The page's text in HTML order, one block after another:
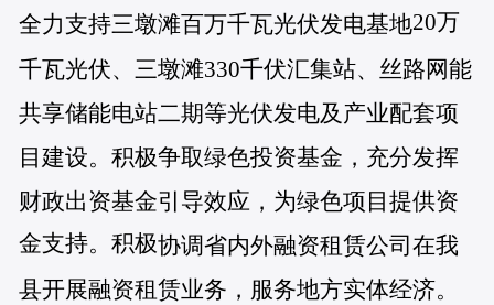
全力支持三墩滩百万千瓦光伏发电基地20万
千瓦光伏、三墩滩330千伏汇集站、丝路网能
共享储能电站二期等光伏发电及产业配套项
目建设。积极争取绿色投资基金，充分发挥
财政出资基金引导效应，为绿色项目提供资
金支持。积极协调省内外融资租赁公司在我
县开展融资租赁业务，服务地方实体经济。